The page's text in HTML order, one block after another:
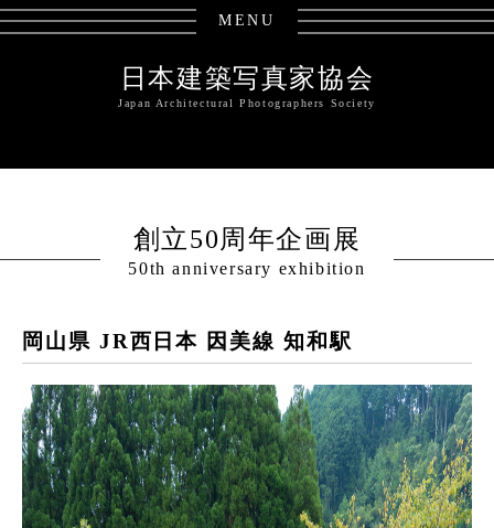
MENU
日本建築写真家協会
Japan Architectural Photographers Society
創立50周年企画展
50th anniversary exhibition
岡山県 JR西日本 因美線 知和駅